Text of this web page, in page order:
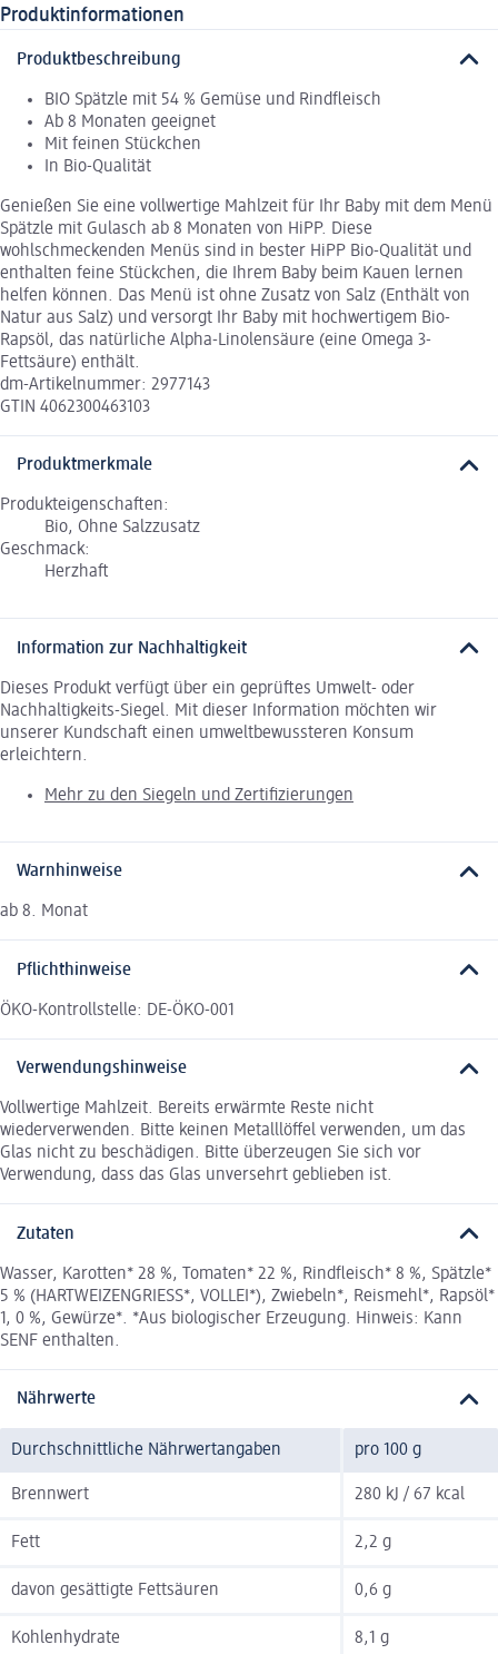
Produktinformationen
Produktbeschreibung
BIO Spätzle mit 54 % Gemüse und Rindfleisch
Ab 8 Monaten geeignet
Mit feinen Stückchen
In Bio-Qualität
Genießen Sie eine vollwertige Mahlzeit für Ihr Baby mit dem Menü
Spätzle mit Gulasch ab 8 Monaten von HiPP. Diese
wohlschmeckenden Menüs sind in bester HiPP Bio-Qualität und
enthalten feine Stückchen, die Ihrem Baby beim Kauen lernen
helfen können. Das Menü ist ohne Zusatz von Salz (Enthält von
Natur aus Salz) und versorgt Ihr Baby mit hochwertigem Bio-
Rapsöl, das natürliche Alpha-Linolensäure (eine Omega 3-
Fettsäure) enthält.
dm-Artikelnummer: 2977143
GTIN 4062300463103
Produktmerkmale
Produkteigenschaften:
Bio, Ohne Salzzusatz
Geschmack:
Herzhaft
Information zur Nachhaltigkeit
Dieses Produkt verfügt über ein geprüftes Umwelt- oder
Nachhaltigkeits-Siegel. Mit dieser Information möchten wir
unserer Kundschaft einen umweltbewussteren Konsum
erleichtern.
Mehr zu den Siegeln und Zertifizierungen
Warnhinweise
ab 8. Monat
Pflichthinweise
ÖKO-Kontrollstelle: DE-ÖKO-001
Verwendungshinweise
Vollwertige Mahlzeit. Bereits erwärmte Reste nicht
wiederverwenden. Bitte keinen Metalllöffel verwenden, um das
Glas nicht zu beschädigen. Bitte überzeugen Sie sich vor
Verwendung, dass das Glas unversehrt geblieben ist.
Zutaten
Wasser, Karotten* 28 %, Tomaten* 22 %, Rindfleisch* 8 %, Spätzle*
5 % (HARTWEIZENGRIESS*, VOLLEI*), Zwiebeln*, Reismehl*, Rapsöl*
1, 0 %, Gewürze*. *Aus biologischer Erzeugung. Hinweis: Kann
SENF enthalten.
Nährwerte
Durchschnittliche Nährwertangaben pro 100 g
Brennwert 280 kJ / 67 kcal
Fett 2,2 g
davon gesättigte Fettsäuren 0,6 g
Kohlenhydrate 8,1 g